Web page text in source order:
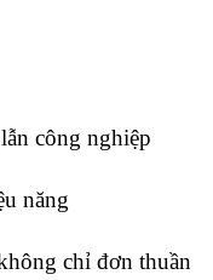
công nghiệp
năng
chỉ đơn thuần